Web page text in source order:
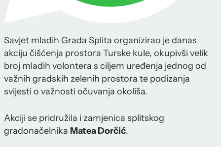
Savjet mladih Grada Splita organizirao je danas
akciju čišćenja prostora Turske kule, okupivši velik
broj mladih volontera s ciljem uređenja jednog od
važnih gradskih zelenih prostora te podizanja
svijesti o važnosti očuvanja okoliša.
Akciji se pridružila i zamjenica splitskog
gradonačelnika Matea Dorčić.